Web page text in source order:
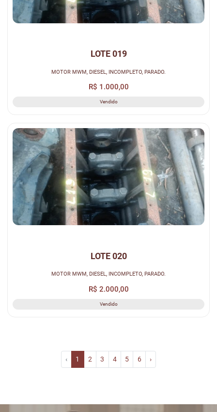
LOTE 019
MOTOR MWM, DIESEL, INCOMPLETO, PARADO.
R$ 1.000,00
Vendido
LOTE 020
MOTOR MWM, DIESEL, INCOMPLETO, PARADO.
R$ 2.000,00
Vendido
‹ 1 2 3 4 5 6 ›